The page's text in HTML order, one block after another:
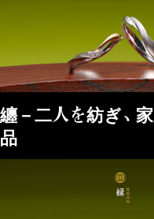
纏－二人を紡ぎ、
品